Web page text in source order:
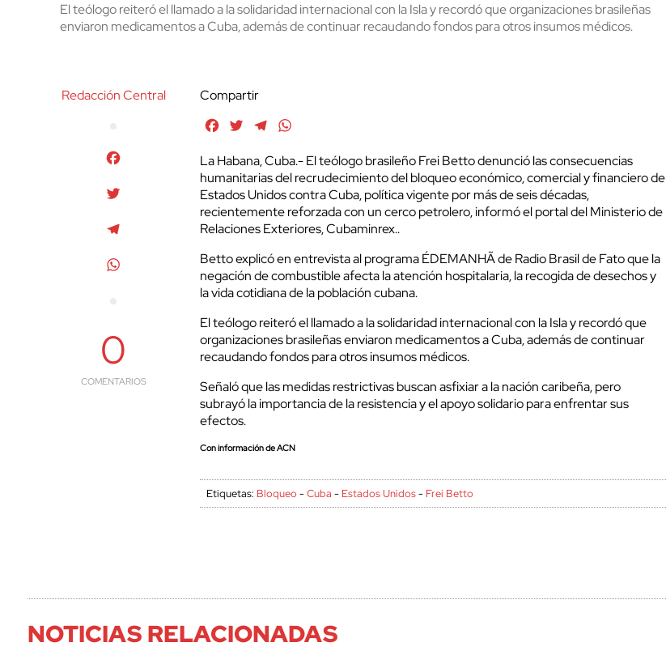
El teólogo reiteró el llamado a la solidaridad internacional con la Isla y recordó que organizaciones brasileñas
enviaron medicamentos a Cuba, además de continuar recaudando fondos para otros insumos médicos.
Redacción Central
0
COMENTARIOS
Compartir
FacebookTwitterTelegram
La Habana, Cuba.- El teólogo brasileño Frei Betto denunció las consecuencias
humanitarias del recrudecimiento del bloqueo económico, comercial y financiero de
Estados Unidos contra Cuba, política vigente por más de seis décadas,
recientemente reforzada con un cerco petrolero, informó el portal del Ministerio de
Relaciones Exteriores, Cubaminrex..
Betto explicó en entrevista al programa ÉDEMANHÃ de Radio Brasil de Fato que la
negación de combustible afecta la atención hospitalaria, la recogida de desechos y
la vida cotidiana de la población cubana.
El teólogo reiteró el llamado a la solidaridad internacional con la Isla y recordó que
organizaciones brasileñas enviaron medicamentos a Cuba, además de continuar
recaudando fondos para otros insumos médicos.
Señaló que las medidas restrictivas buscan asfixiar a la nación caribeña, pero
subrayó la importancia de la resistencia y el apoyo solidario para enfrentar sus
efectos.
Con información de ACN
Etiquetas: Bloqueo -Cuba - Estados Unidos- Frei Betto
NOTICIAS RELACIONADAS